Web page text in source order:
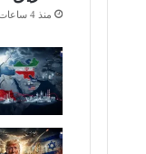
منذ 4 ساعات